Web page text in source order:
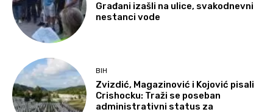
Građani izašli na ulice, svakodnevni
nestanci vode
BIH
Zvizdić, Magazinović i Kojović pisali
Crishocku: Traži se poseban
administrativni status za